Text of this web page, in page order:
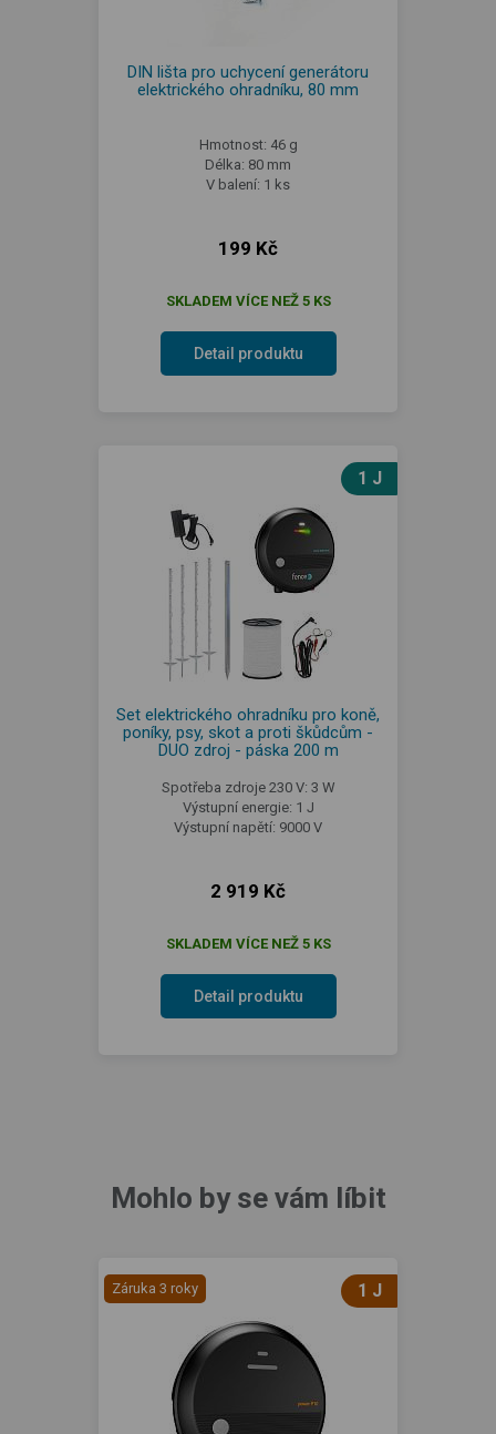
DIN lišta pro uchycení generátoru
elektrického ohradníku, 80 mm
Hmotnost: 46 g
Délka: 80 mm
V balení: 1 ks
199 Kč
SKLADEM VÍCE NEŽ 5 KS
Detail produktu
1 J
Set elektrického ohradníku pro koně,
poníky, psy, skot a proti škůdcům -
DUO zdroj - páska 200 m
Spotřeba zdroje 230 V: 3 W
Výstupní energie: 1 J
Výstupní napětí: 9000 V
2 919 Kč
SKLADEM VÍCE NEŽ 5 KS
Detail produktu
Mohlo by se vám líbit
Záruka 3 roky 1 J